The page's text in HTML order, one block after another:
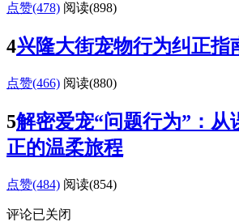
点赞(478) 阅读(898)
4兴隆大街宠物行为纠正指
点赞(466) 阅读(880)
5解密爱宠“问题行为”：从
正的温柔旅程
点赞(484) 阅读(854)
评论已关闭